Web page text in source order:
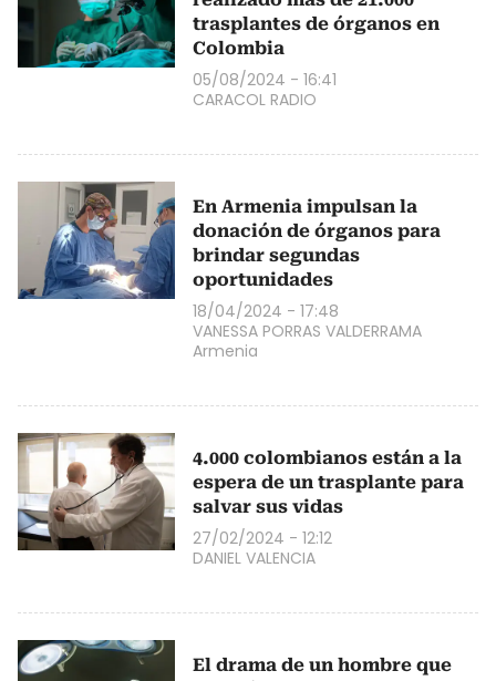
trasplantes de órganos en
Colombia
05/08/2024 - 16:41
CARACOL RADIO
En Armenia impulsan la
donación de órganos para
brindar segundas
oportunidades
18/04/2024 - 17:48
VANESSA PORRAS VALDERRAMA
Armenia
4.000 colombianos están a la
espera de un trasplante para
salvar sus vidas
27/02/2024 - 12:12
DANIEL VALENCIA
El drama de un hombre que